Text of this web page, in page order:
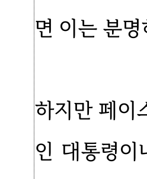
면 이는 분
하지만 페이
인 대통령